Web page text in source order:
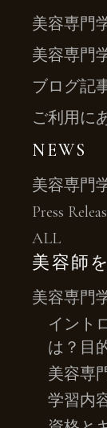
美容専門
美容専門
ブログ記
ご利用に
NEWS
美容専門
Press
ALL
美容師
美容専門
イント
は？目
美容専
学習内